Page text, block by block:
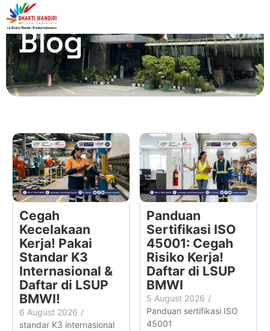
Blog
Cegah
Kecelakaan
Kerja! Pakai
Standar K3
Internasional &
Daftar di LSUP
BMWI!
6 August 2026 /
standar K3 internasional
Panduan
Sertifikasi ISO
45001: Cegah
Risiko Kerja!
Daftar di LSUP
BMWI
5 August 2026 /
Panduan sertifikasi ISO
45001